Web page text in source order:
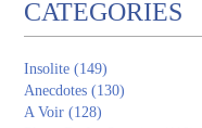
CATEGORIES
Insolite (149)
Anecdotes (130)
A Voir (128)